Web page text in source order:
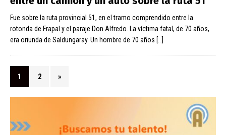
Fue sobre la ruta provincial 51, en el tramo comprendido entre la
rotonda de Frapal y el paraje Don Alfredo. La víctima fatal, de 70 años,
era oriunda de Saldungaray. Un hombre de 70 años […]
1 2 »